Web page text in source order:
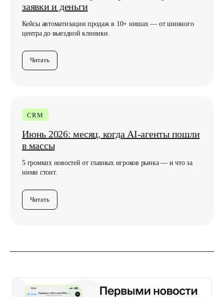
заявки и деньги
Кейсы автоматизации продаж в 10+ нишах — от шинного
центра до выездной клиники.
Читать
CRM
Июнь 2026: месяц, когда AI-агенты пошли
в массы
5 громких новостей от главных игроков рынка — и что за
ними стоит.
Читать